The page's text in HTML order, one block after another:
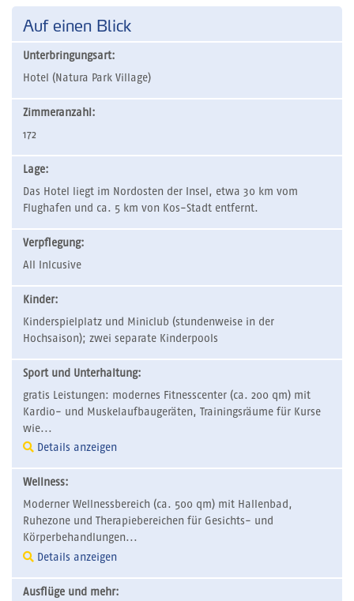
Auf einen Blick
Unterbringungsart:
Hotel (Natura Park Village)
Zimmeranzahl:
172
Lage:
Das Hotel liegt im Nordosten der Insel, etwa 30 km vom
Flughafen und ca. 5 km von Kos-Stadt entfernt.
Verpflegung:
All Inlcusive
Kinder:
Kinderspielplatz und Miniclub (stundenweise in der
Hochsaison); zwei separate Kinderpools
Sport und Unterhaltung:
gratis Leistungen: modernes Fitnesscenter (ca. 200 qm) mit
Kardio- und Muskelaufbaugeräten, Trainingsräume für Kurse
wie...
Details anzeigen
Wellness:
Moderner Wellnessbereich (ca. 500 qm) mit Hallenbad,
Ruhezone und Therapiebereichen für Gesichts- und
Körperbehandlungen...
Details anzeigen
Ausflüge und mehr: